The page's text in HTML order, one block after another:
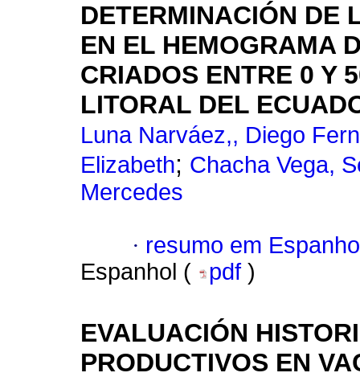
DETERMINACIÓN DE
EN EL HEMOGRAMA
CRIADOS ENTRE 0 Y
LITORAL DEL
Luna Narváez,, Diego
Elizabeth; Chacha Vega,
Mercedes
· resumo em
Espanhol (
pdf )
EVALUACIÓN
PRODUCTIVOS EN